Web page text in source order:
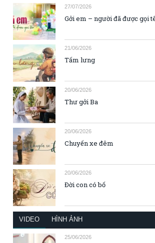
27/07/2026
Gởi em – người đã được gọi
21/06/2026
Tấm lưng
20/06/2026
Thư gởi Ba
20/06/2026
Chuyến xe đêm
20/06/2026
Đời con có bố
VIDEO HÌNH ẢNH
25/06/2026